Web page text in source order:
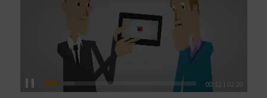
00:12 | 02:20